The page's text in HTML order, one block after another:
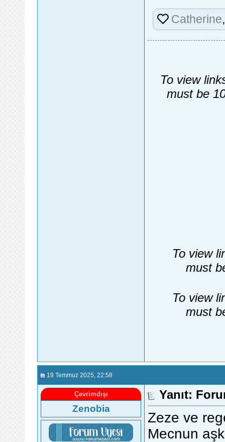
Catherine
To view
must be
To view
must
To view
must
19 Temmuz 2025 , 22:58
Çevrimdışı
Zenobia
Yanıt:
Zeze ve
Mecnun